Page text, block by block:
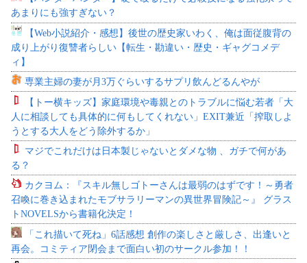
あまりにも強すぎない？
【Web小説紹介・感想】後世の歴史家いわく、俺は面従腹背の
成り上がり復讐者らしい【転生・勘違い・歴史・ギャグコメデ
ィ】
専業主婦の妻が月3万ぐらいするサプリ飲んどるんやが
【トー横キッズ】家庭環境や毒親とのトラブルに悩む若者「大
人に相談しても具体的に何もしてくれない」EXIT兼近「搾取しよ
うとする大人をどう除外するか」
マジでこれだけは日本製じゃないとダメな物 、ガチで何があ
る？
カクヨム：『スキル無しゴトーさんは最弱のはずです！～勇者
召喚に巻き込まれたモブサラリーマンの異世界冒険記～』 グラス
トNOVELSから書籍化決定！
「これ描いて死ね」6話感想 創作の楽しさと厳しさ、出逢いと
再会。コミティア閉会まで面白い初のサークル参加！！